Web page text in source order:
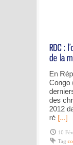
En
Congo
des
2012
ré [...]
10
Tag